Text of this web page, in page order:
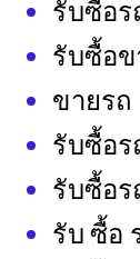
รับซื้อ
รับซื้อ
ขายรถ
รับซื้อร
รับซื้อ
รับ ซื้อ